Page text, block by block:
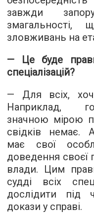
завжди
змагальності,
зловживань на
— Це буде
спеціалізацій?
— Для всіх,
Наприклад,
значною мірою
свідків немає.
має свої
доведення своєї
влади. Цим
судді всіх
дослідити під
докази у справі.